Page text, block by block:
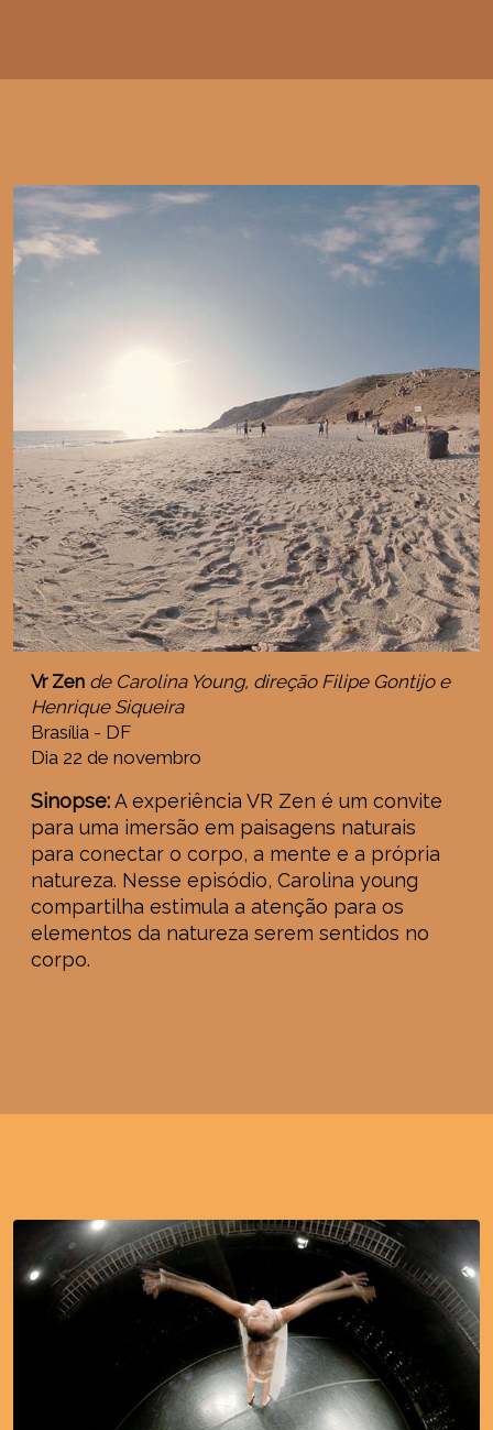
Vr Zen de Carolina Young, direção Filipe Gontijo e
Henrique Siqueira
Brasília - DF
Dia 22 de novembro
Sinopse:A experiência VR Zen é um convite
para uma imersão em paisagens naturais
para conectar o corpo, a mente e a própria
natureza. Nesse episódio, Carolina young
compartilha estimula a atenção para os
elementos da natureza serem sentidos no
corpo.